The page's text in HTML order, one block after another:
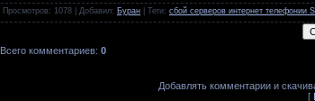
Просмотров: 1078 | Добавил: Буран Теги: сбой серверов интернет телефонии
Всего комментариев: 0
Добавлять комментарии и
[